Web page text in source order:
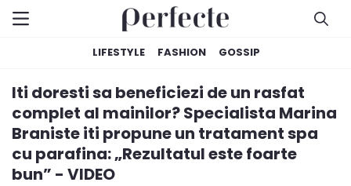
LIFESTYLE FASHION GOSSIP
Iti doresti sa beneficiezi de un rasfat
complet al mainilor? Specialista Marina
Braniste iti propune un tratament spa
cu parafina: „Rezultatul este foarte
bun” - VIDEO